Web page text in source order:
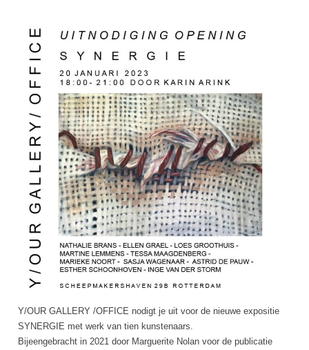
Y/OUR GALLERY /OFFICE nodigt je uit voor de nieuwe expositie
SYNERGIE met werk van tien kunstenaars.
Bijeengebracht in 2021 door Marguerite Nolan voor de publicatie